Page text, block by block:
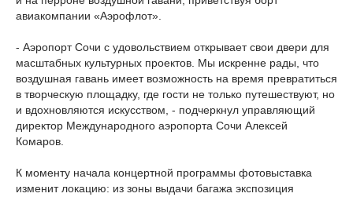
авиакомпании «Аэрофлот».
- Аэропорт Сочи с удовольствием открывает свои двери для
масштабных культурных проектов. Мы искренне рады, что
воздушная гавань имеет возможность на время превратиться
в творческую площадку, где гости не только путешествуют, но
и вдохновляются искусством, - подчеркнул управляющий
директор Международного аэропорта Сочи Алексей
Комаров.
К моменту начала концертной программы фотовыставка
изменит локацию: из зоны выдачи багажа экспозиция